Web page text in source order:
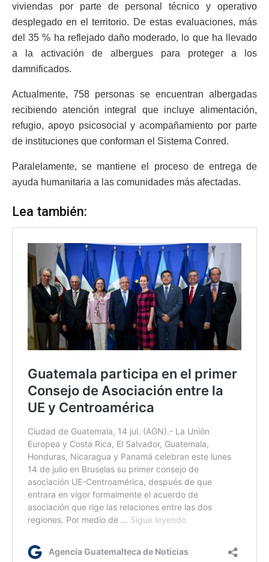
viviendas por parte de personal técnico y operativo
desplegado en el territorio. De estas evaluaciones, más
del 35 % ha reflejado daño moderado, lo que ha llevado
a la activación de albergues para proteger a los
damnificados.
Actualmente, 758 personas se encuentran albergadas
recibiendo atención integral que incluye alimentación,
refugio, apoyo psicosocial y acompañamiento por parte
de instituciones que conforman el Sistema Conred.
Paralelamente, se mantiene el proceso de entrega de
ayuda humanitaria a las comunidades más afectadas.
Lea también: